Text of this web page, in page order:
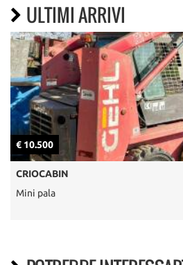
ULTIMI ARRIVI
€ 10.500
CRIOCABIN
Mini pala